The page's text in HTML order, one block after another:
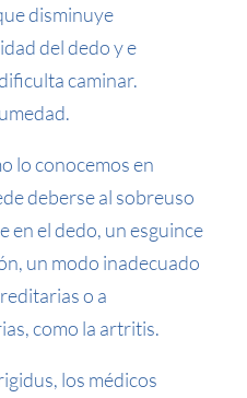
disminuye
del dedo y e
caminar.
lo conocemos en
deberse al sobreuso
en el dedo, un esguince
un modo inadecuado
o a
como la artritis.
los médicos